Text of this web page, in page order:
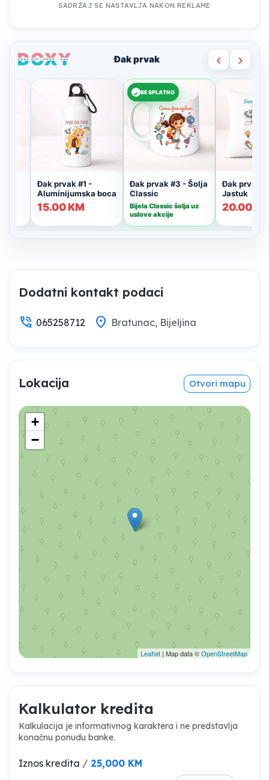
SADRŽAJ SE NASTAVLJA NAKON REKLAME
Dodatni kontakt podaci
phone_in_talk 065258712 location_on Bratunac, Bijeljina
Lokacija Otvori mapu
+
−
Leaflet | Map data ©OpenStreetMap
Kalkulator kredita
Kalkulacija je informativnog karaktera i ne predstavlja
konačnu ponudu banke.
Iznos kredita / 25,000 KM